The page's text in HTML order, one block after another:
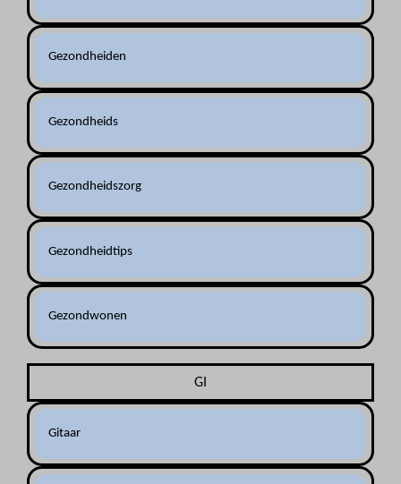
Gezondheiden
Gezondheids
Gezondheidszorg
Gezondheidtips
Gezondwonen
GI
Gitaar